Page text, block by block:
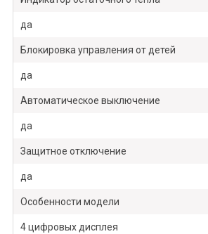
да
Блокировка управления от детей
да
Автоматическое выключение
да
Защитное отключение
да
Особенности модели
4 цифровых дисплея